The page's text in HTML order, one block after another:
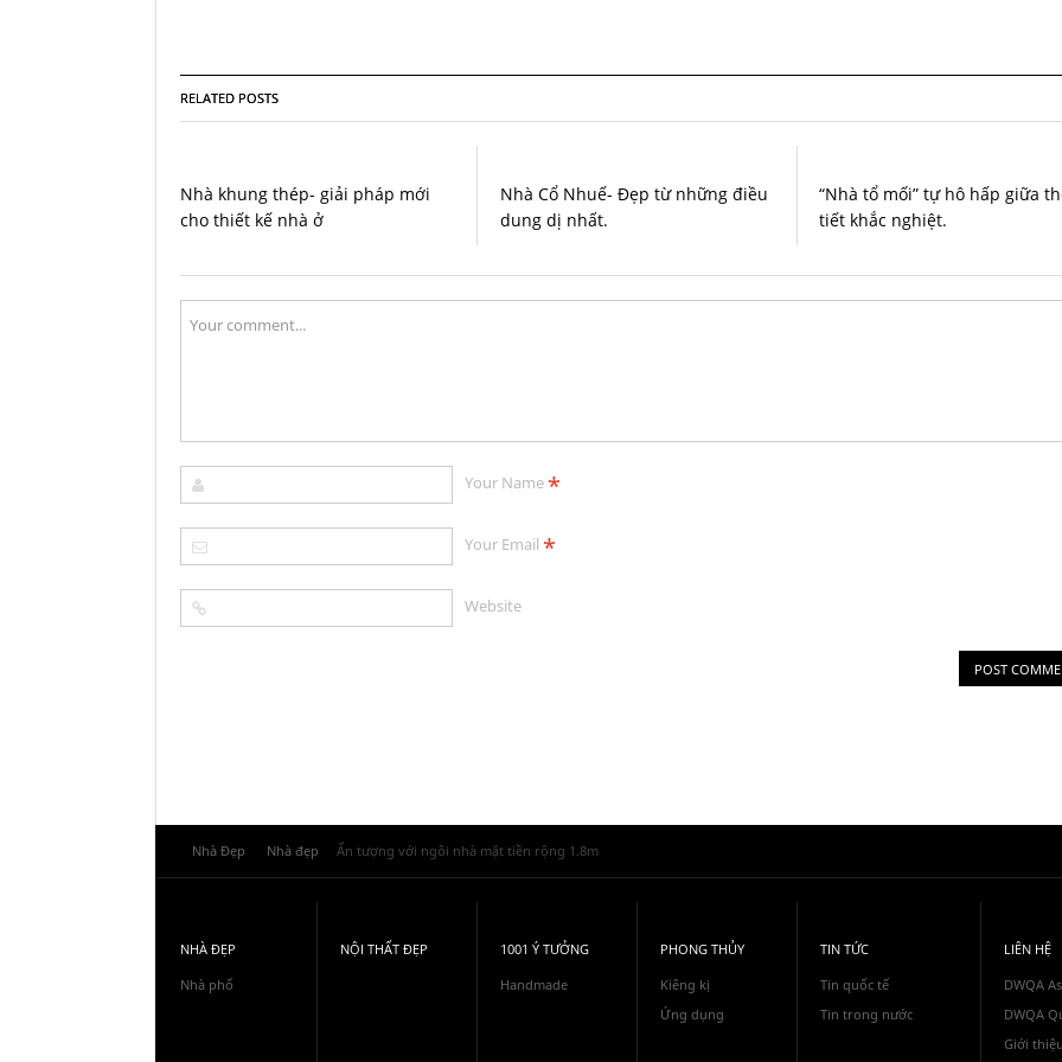
RELATED POSTS
Nhà khung thép- giải pháp mới
cho thiết kế nhà ở
Nhà Cổ Nhuế- Đẹp từ những điều
dung dị nhất.
“Nhà tổ mối” tự hô hấp giữa
tiết khắc nghiệt.
Your Name *
Your Email *
Website
Nhà Đẹp Nhà đẹp Ấn tượng với ngôi nhà mặt tiền rộng 1.8m
NHÀ ĐẸP
Nhà phố
NỘI THẤT ĐẸP
1001 Ý TƯỞNG
Handmade
PHONG THỦY
Kiêng kị
Ứng dụng
TIN TỨC
Tin quốc tế
Tin trong nước
LIÊN HỆ
DWQA
DWQA
Giới